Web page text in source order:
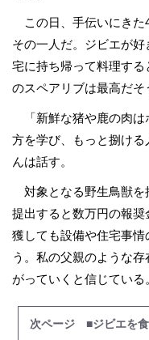
この日、手伝いにきた
その一人だ。ジビエが
宅に持ち帰って料理す
のスペアリブは最高だそ
「新鮮な猪や鹿の肉は
方を学び、もっと捌け
んは話す。
対象となる野生鳥獣を
提出すると数万円の報
獲しても設備や住宅事
う。私の父親のような
がっていくと信じている
次ページ ■ジビエを食